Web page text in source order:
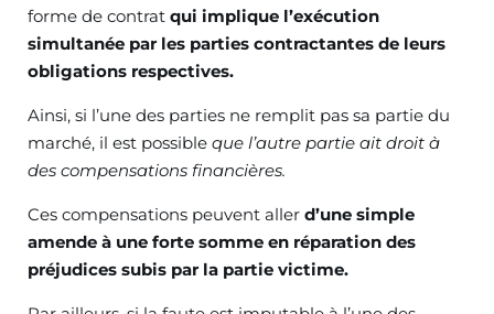
forme de contrat qui implique l’exécution
simultanée par les parties contractantes de leurs
obligations respectives.
Ainsi, si l’une des parties ne remplit pas sa partie du
marché, il est possible que l’autre partie ait droit à
des compensations financières.
Ces compensations peuvent aller d’une simple
amende à une forte somme en réparation des
préjudices subis par la partie victime.